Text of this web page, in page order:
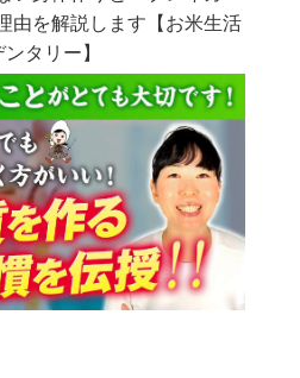
由を解説します【お米生活
タリー】